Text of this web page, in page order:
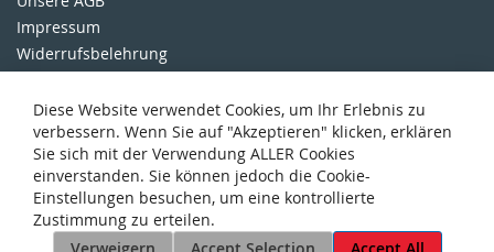
Impressum
Widerrufsbelehrung
DORFMETZGEREI WALTER
Über Uns
125 Jahre Metzgerei Walter
Sonder-Prospekte
Unser Party-Service
Kontakt mit uns
Diese Website verwendet Cookies, um Ihr Erlebnis zu
verbessern. Wenn Sie auf "Akzeptieren" klicken, erklären
Sie sich mit der Verwendung ALLER Cookies
einverstanden. Sie können jedoch die Cookie-
Einstellungen besuchen, um eine kontrollierte
Zustimmung zu erteilen.